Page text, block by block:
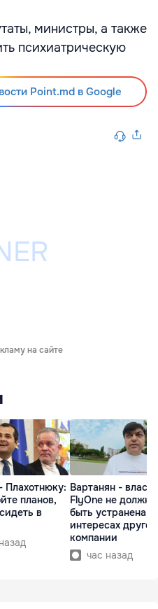
министры, а также
психиатрическую
Point.md в Google
на сайте
Плахотнюку:
планов,
в
Вартанян -
FlyOne не должна
быть устранена в
интересах другой
компании
час назад